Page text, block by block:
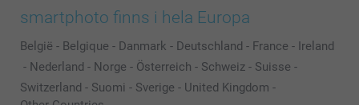
smartphoto finns i hela Europa
België - Belgique - Danmark - Deutschland - France - Ireland
- Nederland - Norge - Österreich - Schweiz - Suisse -
Switzerland - Suomi - Sverige - United Kingdom -